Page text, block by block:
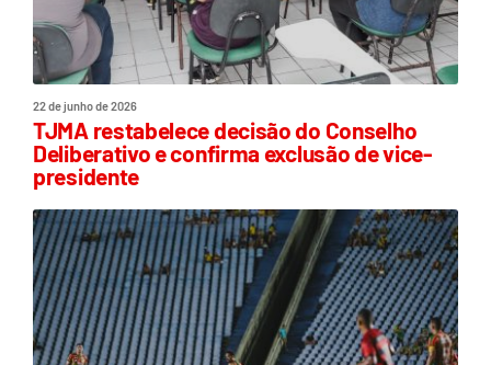
22 de junho de 2026
TJMA restabelece decisão do Conselho
Deliberativo e confirma exclusão de vice-
presidente